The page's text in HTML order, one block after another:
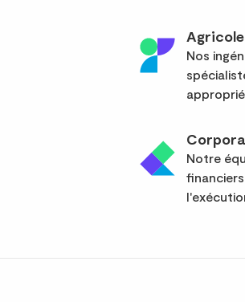
Agricole
Nos
Notre